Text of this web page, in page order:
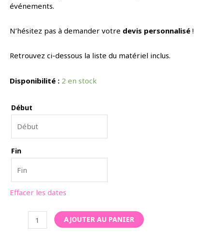
événements.
N’hésitez pas à demander votre devis personnalisé !
Retrouvez ci-dessous la liste du matériel inclus.
Disponibilité : 2 en stock
Début
Fin
Effacer les dates
quantité
AJOUTER AU PANIER